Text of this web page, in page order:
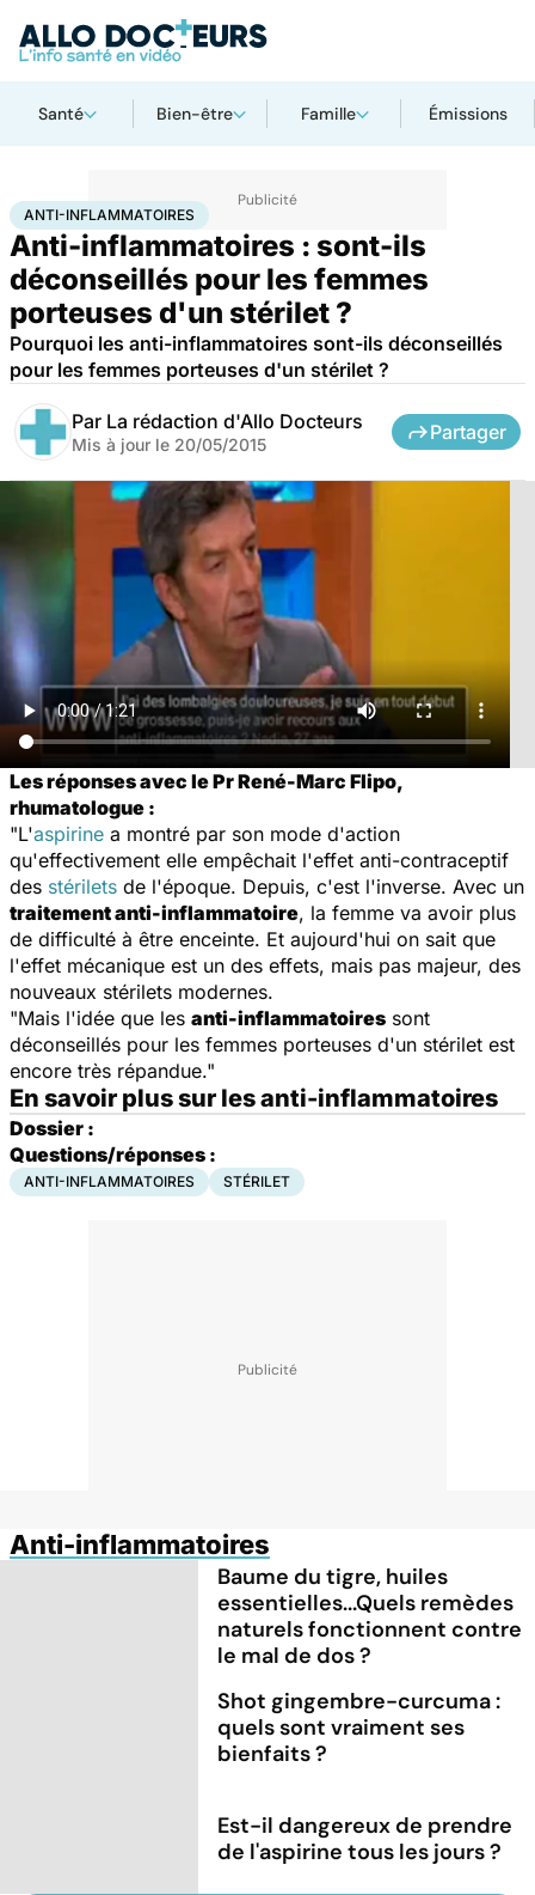
Santé Bien-être Famille Émissions
AccueilSantéAnti-inflammatoires
ANTI-INFLAMMATOIRES
Anti-inflammatoires : sont-ils
déconseillés pour les femmes
porteuses d'un stérilet ?
Pourquoi les anti-inflammatoires sont-ils déconseillés
pour les femmes porteuses d'un stérilet ?
Par La rédaction d'Allo Docteurs
Mis à jour le 20/05/2015
Partager
Les réponses avec le Pr René-Marc Flipo,
rhumatologue :
"L'aspirine a montré par son mode d'action
qu'effectivement elle empêchait l'effet anti-contraceptif
des stérilets de l'époque. Depuis, c'est l'inverse. Avec un
traitement anti-inflammatoire, la femme va avoir plus
de difficulté à être enceinte. Et aujourd'hui on sait que
l'effet mécanique est un des effets, mais pas majeur, des
nouveaux stérilets modernes.
"Mais l'idée que les anti-inflammatoires sont
déconseillés pour les femmes porteuses d'un stérilet est
encore très répandue."
En savoir plus sur les anti-inflammatoires
Dossier :
Questions/réponses :
ANTI-INFLAMMATOIRES STÉRILET
Anti-inflammatoires
Baume du tigre, huiles
essentielles...Quels remèdes
naturels fonctionnent contre
le mal de dos ?
Shot gingembre-curcuma :
quels sont vraiment ses
bienfaits ?
Est-il dangereux de prendre
de l'aspirine tous les jours ?